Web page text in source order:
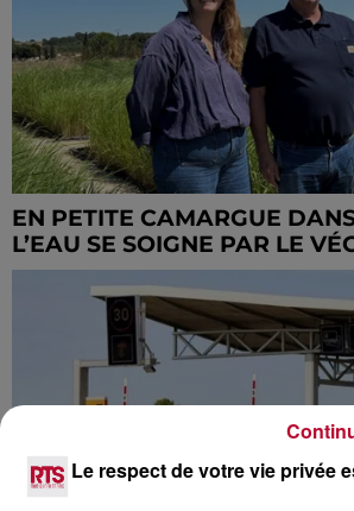
EN PETITE CAMARGUE
L’EAU SE SOIGNE PAR LE
Le respect de votre vie privée